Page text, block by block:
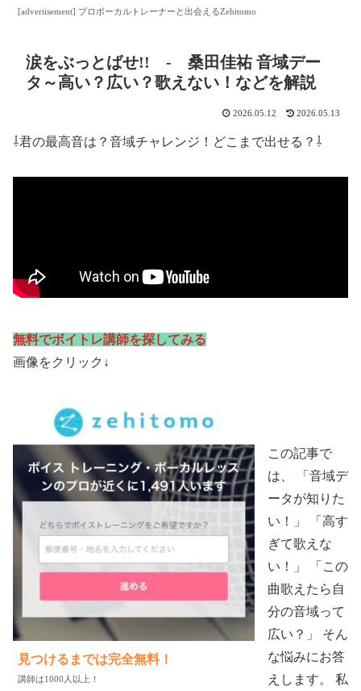
[advertisement] プロボーカルトレーナーと出会えるZehitomo
涙をぶっとばせ!! - 桑田佳祐 音域デー
タ～高い？広い？歌えない！などを解説
2026.05.12 2026.05.13
⇩君の最高音は？音域チャレンジ！どこまで出せる？⇩
無料でボイトレ講師を探してみる
画像をクリック↓
見つけるまでは完全無料！
講師は1000人以上！
この記事で
は、 「音域デ
ータが知りた
い！」 「高す
ぎて歌えな
い！」 「この
曲歌えたら自
分の音域って
広い？」 そん
な悩みにお答
えします。 私